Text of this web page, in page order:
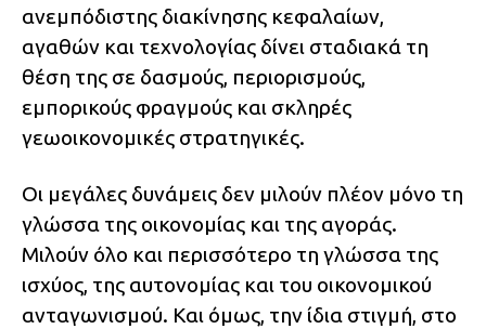
ανεμπόδιστης διακίνησης κεφαλαίων,
αγαθών και τεχνολογίας δίνει σταδιακά τη
θέση της σε δασμούς, περιορισμούς,
εμπορικούς φραγμούς και σκληρές
γεωοικονομικές στρατηγικές.
Οι μεγάλες δυνάμεις δεν μιλούν πλέον μόνο τη
γλώσσα της οικονομίας και της αγοράς.
Μιλούν όλο και περισσότερο τη γλώσσα της
ισχύος, της αυτονομίας και του οικονομικού
ανταγωνισμού. Και όμως, την ίδια στιγμή, στο